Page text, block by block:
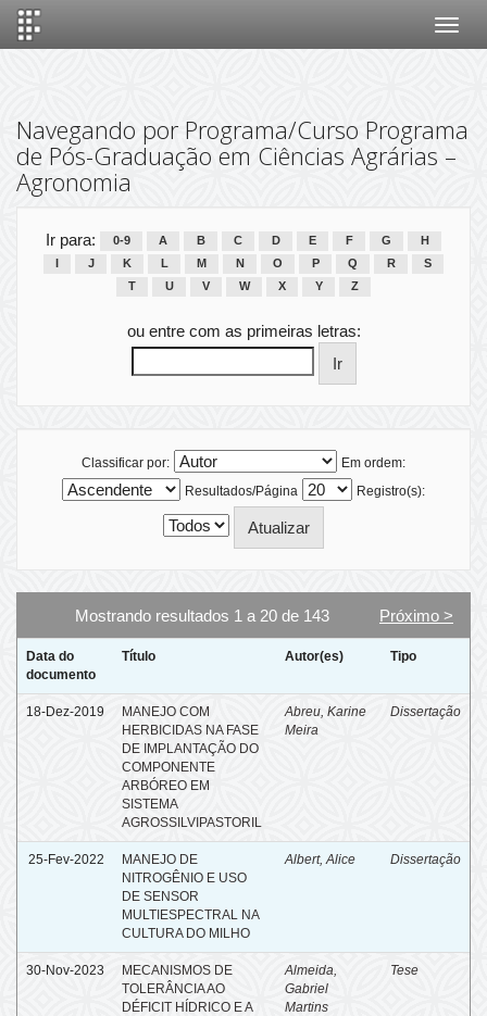
Navegando por Programa/Curso Programa
de Pós-Graduação em Ciências Agrárias –
Agronomia
Ir para: 0-9 A B C D E F G
H
J K L M N O P Q R
S
T
U V W X Y Z
ou entre com as primeiras letras:
Classificar por:
Em ordem:
Resultados/Página
Registro(s):
Mostrando resultados 1 a 20 de 143 Próximo >
Data do
documento
Título Autor(es) Tipo
18-Dez-2019
MANEJO COM
HERBICIDAS NA FASE
DE IMPLANTAÇÃO DO
COMPONENTE
ARBÓREO EM
SISTEMA
AGROSSILVIPASTORIL
Abreu, Karine
Meira
Dissertação
25-Fev-2022
MANEJO DE
NITROGÊNIO E USO
DE SENSOR
MULTIESPECTRAL NA
CULTURA DO MILHO
Albert, Alice Dissertação
30-Nov-2023
MECANISMOS DE
TOLERÂNCIA AO
DÉFICIT HÍDRICO E A
Almeida,
Gabriel
Martins
Tese